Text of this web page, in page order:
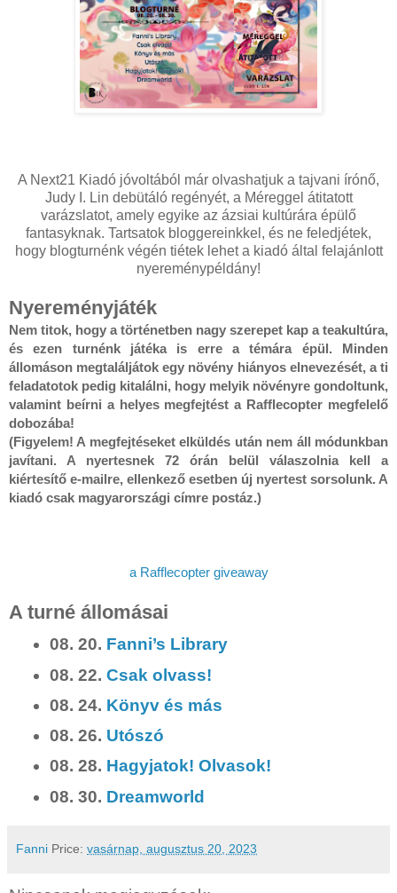
A Next21 Kiadó jóvoltából már olvashatjuk a tajvani írónő,
Judy I. Lin debütáló regényét, a Méreggel átitatott
varázslatot, amely egyike az ázsiai kultúrára épülő
fantasyknak. Tartsatok bloggereinkkel, és ne feledjétek,
hogy blogturnénk végén tiétek lehet a kiadó által felajánlott
nyereménypéldány!
Nyereményjáték
Nem titok, hogy a történetben nagy szerepet kap a teakultúra,
és ezen turnénk játéka is erre a témára épül. Minden
állomáson megtaláljátok egy növény hiányos elnevezését, a ti
feladatotok pedig kitalálni, hogy melyik növényre gondoltunk,
valamint beírni a helyes megfejtést a Rafflecopter megfelelő
dobozába!
(Figyelem! A megfejtéseket elküldés után nem áll módunkban
javítani. A nyertesnek 72 órán belül válaszolnia kell a
kiértesítő e-mailre, ellenkező esetben új nyertest sorsolunk. A
a Rafflecopter giveaway
A turné állomásai
08. 20. Fanni’s Library
08. 22.Csak olvass!
08. 24. Könyv és más
08. 26. Utószó
08. 28. Hagyjatok! Olvasok!
08. 30. Dreamworld
Fanni Price: vasárnap, augusztus 20, 2023